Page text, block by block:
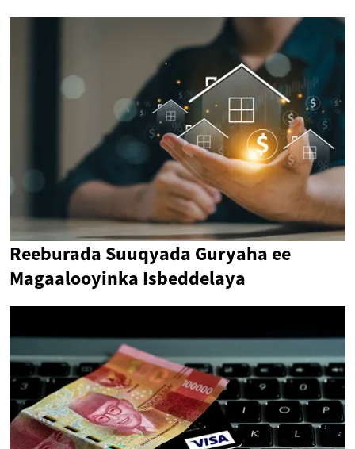
Reeburada Suuqyada Guryaha ee
Magaalooyinka Isbeddelaya